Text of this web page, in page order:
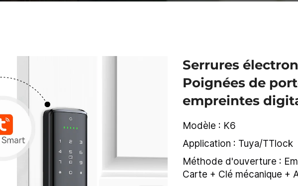
Serrures
Poignées de
empreintes
Modèle : K6
Application : Tuya/TTlock
Méthode d'ouverture :
Carte + Clé mécanique +